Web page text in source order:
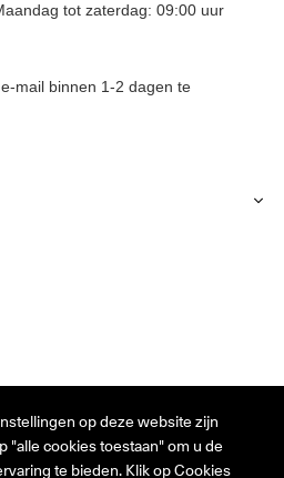
tot zaterdag: 09:00 uur
mail binnen 1-2 dagen te
op deze website zijn
"alle cookies toestaan" om u de
te bieden. Klik op Cookies